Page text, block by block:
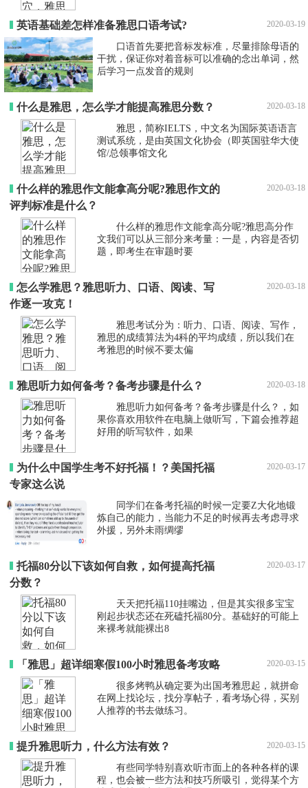
英语基础差怎样准备雅思口语考试? 2020-03-19
口语首先要把音标发标准，尽量排除母语的
干扰，保证你对着音标可以准确的念出单词，然
后学习一点发音的规则
什么是雅思，怎么学才能提高雅思分数？ 2020-03-18
雅思，简称IELTS，中文名为国际英语语言
测试系统，是由英国文化协会（即英国驻华大使
馆/总领事馆文化
什么样的雅思作文能拿高分呢?雅思作文的
评判标准是什么？
2020-03-18
什么样的雅思作文能拿高分呢?雅思高分作
文我们可以从三部分来考量：一是，内容是否切
题，即考生在审题时要
怎么学雅思？雅思听力、口语、阅读、写
作逐一攻克！
2020-03-18
雅思考试分为：听力、口语、阅读、写作，
雅思的成绩算法为4科的平均成绩，所以我们在
考雅思的时候不要太偏
雅思听力如何备考？备考步骤是什么？ 2020-03-18
雅思听力如何备考？备考步骤是什么？，如
果你喜欢用软件在电脑上做听写，下篇会推荐超
好用的听写软件，如果
为什么中国学生考不好托福！？美国托福
专家这么说
2020-03-17
同学们在备考托福的时候一定要Z大化地锻
炼自己的能力，当能力不足的时候再去考虑寻求
外援，另外未雨绸缪
托福80分以下该如何自救，如何提高托福
分数？
2020-03-17
天天把托福110挂嘴边，但是其实很多宝宝
刚起步状态还在死磕托福80分。基础好的可能上
来裸考就能裸出8
「雅思」超详细寒假100小时雅思备考攻略 2020-03-15
很多烤鸭从确定要为出国考雅思起，就拼命
在网上找论坛，找分享帖子，看考场心得，买别
人推荐的书去做练习。
提升雅思听力，什么方法有效？ 2020-03-15
有些同学特别喜欢听市面上的各种各样的课
程，也会被一些方法和技巧所吸引，觉得某个方